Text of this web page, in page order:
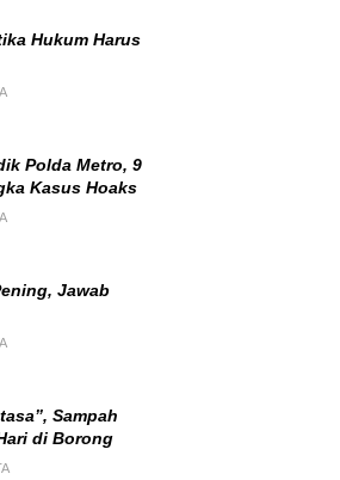
Hukum Harus
Polda Metro, 9
Kasus Hoaks
Jawab
Sampah
di Borong